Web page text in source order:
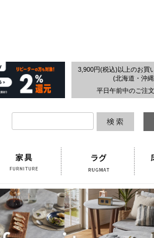
3,900円(税込)以上のお買
(北海道・沖
平日午前中のご注